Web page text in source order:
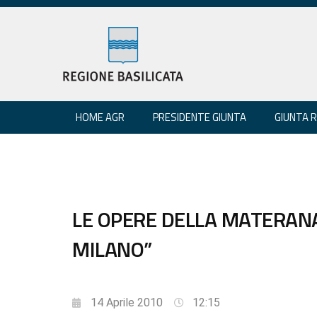
HOME AGR PRESIDENTE GIUNTA GIUNTA
LE OPERE DELLA
MILANO”
14 Aprile 2010 12:15